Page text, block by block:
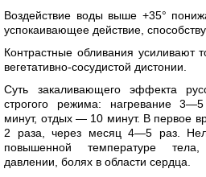
Воздействие воды выше +35°
успокаивающее действие,
Контрастные обливания усиливают
вегетативно-сосудистой дистонии.
Суть закаливающего эффекта
строгого режима: нагревание
минут, отдых — 10 минут. В первое
2 раза, через месяц 4—5 раз.
повышенной температуре
давлении, болях в области сердца.